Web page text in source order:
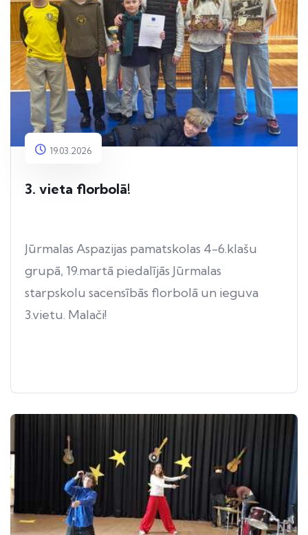
19.03.2026
3. vieta florbolā!
Jūrmalas Aspazijas pamatskolas 4-6.klašu
grupā, 19.martā piedalījās Jūrmalas
starpskolu sacensībās florbolā un ieguva
3.vietu. Malači!